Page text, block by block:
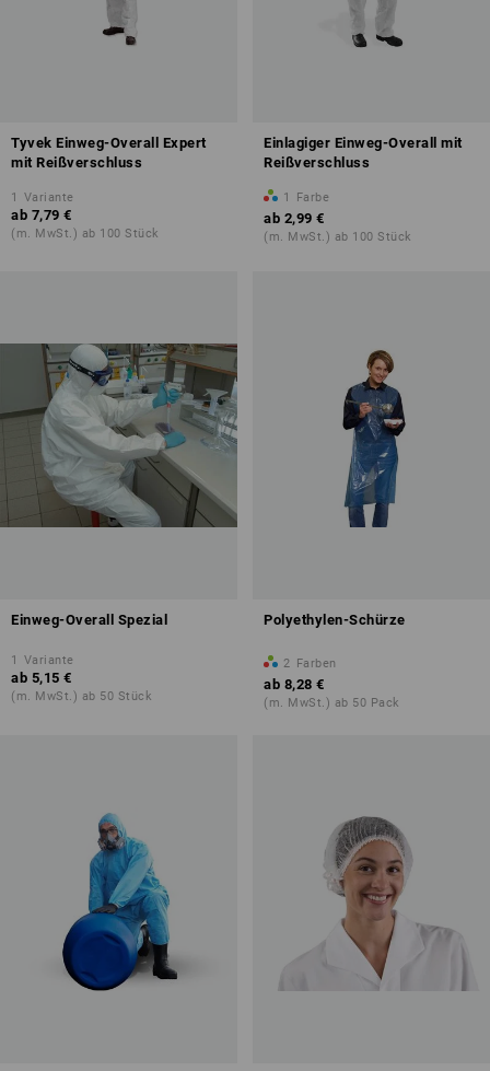
Tyvek Einweg-Overall Expert
mit Reißverschluss
1 Variante
ab 7,79 €
(m. MwSt.) ab 100 Stück
Einlagiger Einweg-Overall mit
Reißverschluss
1 Farbe
ab 2,99 €
(m. MwSt.) ab 100 Stück
Einweg-Overall Spezial
1 Variante
ab 5,15 €
(m. MwSt.) ab 50 Stück
Polyethylen-Schürze
2 Farben
ab 8,28 €
(m. MwSt.) ab 50 Pack